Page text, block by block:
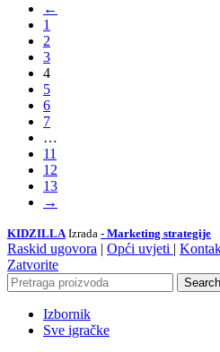
←
1
2
3
4
5
6
7
…
11
12
13
→
KIDZILLA Izrada - Marketing strategije
Raskid ugovora | Opći uvjeti |
Zatvorite
Search
Izbornik
Sve igračke